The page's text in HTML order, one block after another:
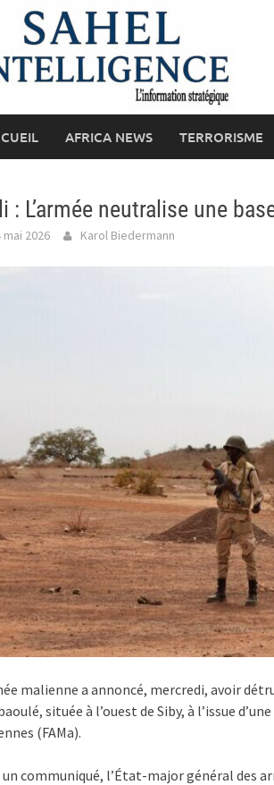
AFRICA NEWS TERRORISME
: L’armée neutralise une
mai 2026 Karol Biedermann
malienne a annoncé, mercredi, avoir
située à l’ouest de Siby, à l’issue
(FAMa).
un communiqué, l’État-major général des